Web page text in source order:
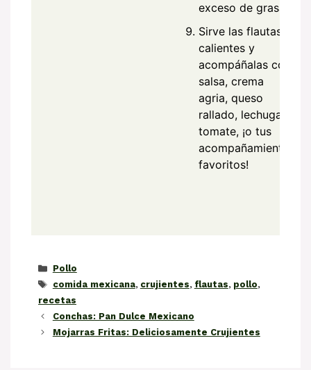
exceso de grasa.
Sirve las flautas
calientes y
acompáñalas con
salsa, crema
agria, queso
rallado, lechuga y
tomate, ¡o tus
acompañamientos
favoritos!
Categorías
Pollo
Etiquetas
comida mexicana, crujientes, flautas, pollo,
recetas
Conchas: Pan Dulce Mexicano
Mojarras Fritas: Deliciosamente Crujientes